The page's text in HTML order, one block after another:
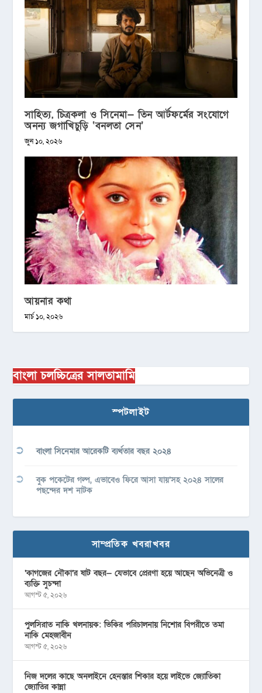
সাহিত্য, চিত্রকলা ও সিনেমা— তিন আর্টফর্মের সংযোগে
অনন্য জগাখিচুড়ি ‘বনলতা সেন’
জুন ১০, ২০২৬
আয়নার কথা
মার্চ ১০, ২০২৬
বাংলা চলচ্চিত্রের সালতামামি
স্পটলাইট
বাংলা সিনেমার আরেকটি ব্যর্থতার বছর ২০২৪
বুক পকেটের গল্প, এভাবেও ফিরে আসা যায়’সহ ২০২৪ সালের
পছন্দের দশ নাটক
সাম্প্রতিক খবরাখবর
‘কাগজের নৌকা’র ষাট বছর— যেভাবে প্রেরণা হয়ে আছেন অভিনেত্রী ও
ব্যক্তি সুচন্দা
আগস্ট ৫, ২০২৬
পুলসিরাত নাকি খলনায়ক: ভিকির পরিচালনায় নিশোর বিপরীতে তমা
নাকি মেহজাবীন
আগস্ট ৫, ২০২৬
নিজ দলের কাছে অনলাইনে হেনস্তার শিকার হয়ে লাইভে জ্যোতিকা
জ্যোতির কান্না